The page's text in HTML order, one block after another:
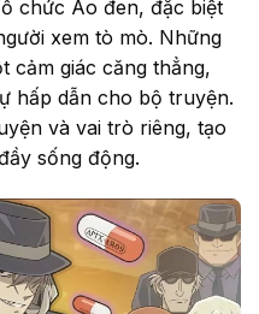
chức Áo đen, đặc biệt
xem tò mò. Những
cảm giác căng thẳng,
hấp dẫn cho bộ truyện.
và vai trò riêng, tạo
sống động.